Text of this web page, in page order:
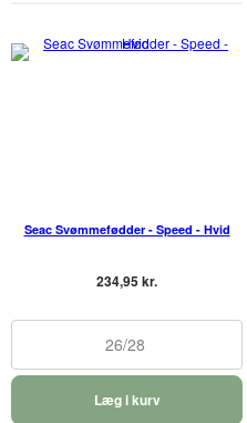
Seac Svømmefødder - Speed - Hvid
234,95 kr.
26/28
Læg i kurv